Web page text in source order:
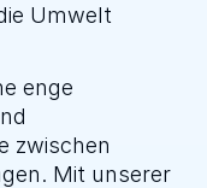
Umwelt
enge
zwischen
Mit unserer